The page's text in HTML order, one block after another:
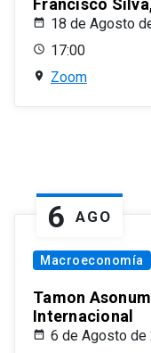
Francisco
18 de Agosto
17:00
Zoom
6 AGO
Macroeconomía
Tamon
Internacional
6 de Agosto de